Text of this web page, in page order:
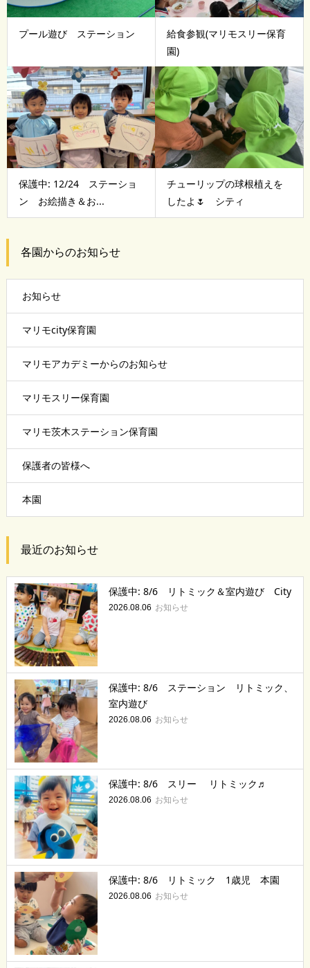
プール遊び ステーション
給食参観(マリモスリー保育
園)
保護中: 12/24 ステーショ
ン お絵描き＆お...
チューリップの球根植えを
したよ🌷 シティ
各園からのお知らせ
お知らせ
マリモcity保育園
マリモアカデミーからのお知らせ
マリモスリー保育園
マリモ茨木ステーション保育園
保護者の皆様へ
本園
最近のお知らせ
保護中: 8/6 リトミック＆室内遊び City
2026.08.06 お知らせ
保護中: 8/6 ステーション リトミック、
室内遊び
2026.08.06 お知らせ
保護中: 8/6 スリー リトミック♬
2026.08.06 お知らせ
保護中: 8/6 リトミック 1歳児 本園
2026.08.06 お知らせ